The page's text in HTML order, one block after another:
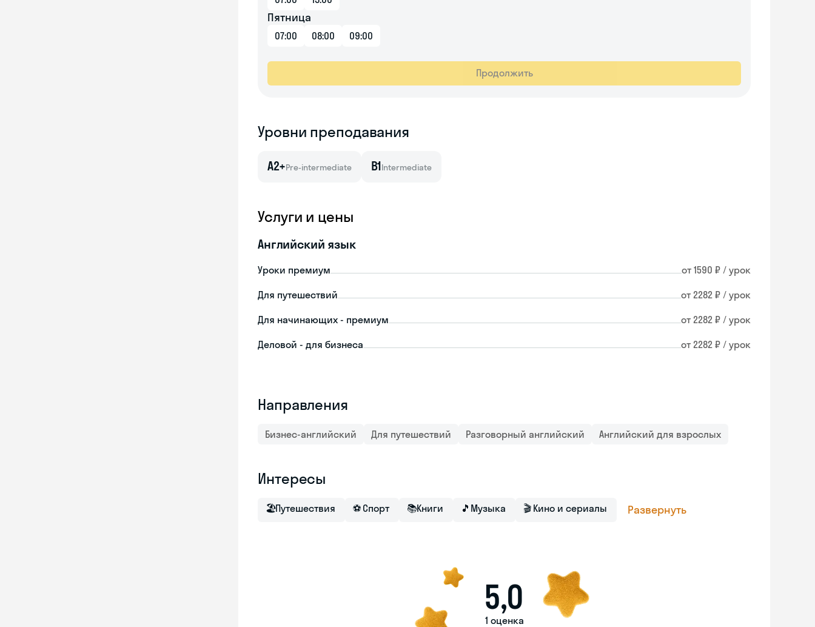
Пятница
07:00 08:00 09:00
Продолжить
Уровни преподавания
A2+Pre-intermediate B1Intermediate
Услуги и цены
Английский язык
Уроки премиум от 1590 ₽ / урок
Для путешествий от 2282 ₽ / урок
Для начинающих - премиум от 2282 ₽ / урок
Деловой - для бизнеса от 2282 ₽ / урок
Направления
Бизнес-английский Для путешествий Разговорный английский Английский для взрослых
Интересы
🏖Путешествия ⚽ Спорт 📚Книги 🎵 Музыка 🎬 Кино и сериалы Развернуть
5,0
1 оценка